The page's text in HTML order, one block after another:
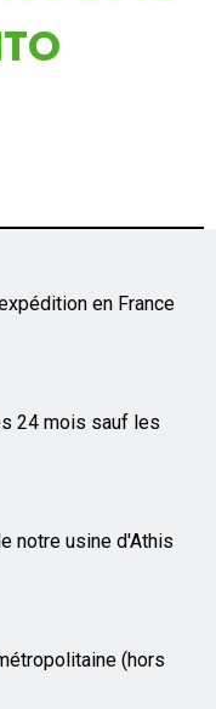
en France
24 mois sauf les
notre usine d'Athis
(hors